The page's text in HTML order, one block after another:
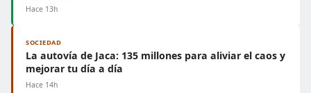
Hace 13h
SOCIEDAD
La autovía de Jaca: 135 millones para aliviar el caos y
mejorar tu día a día
Hace 14h